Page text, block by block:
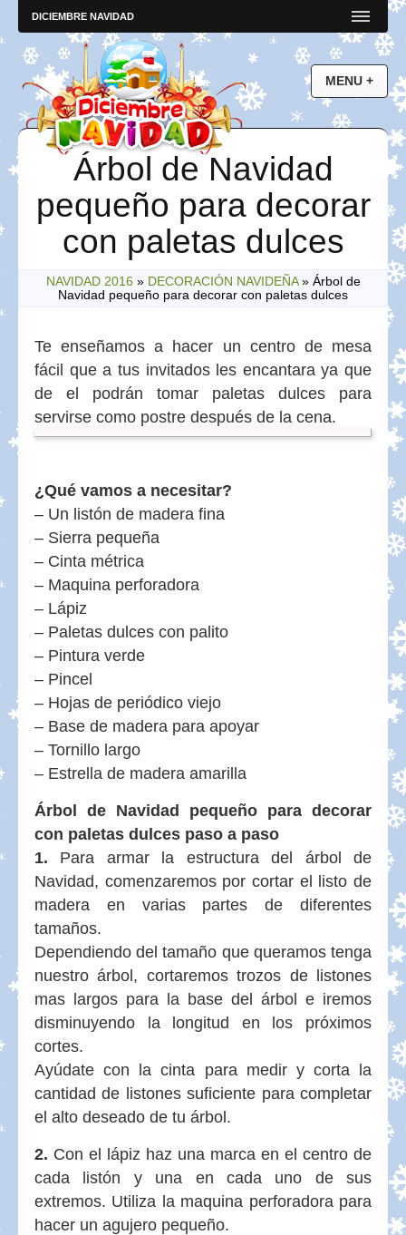
DICIEMBRE NAVIDAD
Árbol de Navidad
pequeño para decorar
con paletas dulces
NAVIDAD 2016 » DECORACIÓN NAVIDEÑA» Árbol de
Navidad pequeño para decorar con paletas dulces
Te enseñamos a hacer un centro de mesa
fácil que a tus invitados les encantara ya que
de el podrán tomar paletas dulces para
servirse como postre después de la cena.
¿Qué vamos a necesitar?
– Un listón de madera fina
– Sierra pequeña
– Cinta métrica
– Maquina perforadora
– Lápiz
– Paletas dulces con palito
– Pintura verde
– Pincel
– Hojas de periódico viejo
– Base de madera para apoyar
– Tornillo largo
– Estrella de madera amarilla
Árbol de Navidad pequeño para decorar
con paletas dulces paso a paso
1. Para armar la estructura del árbol de
Navidad, comenzaremos por cortar el listo de
madera en varias partes de diferentes
tamaños.
Dependiendo del tamaño que queramos tenga
nuestro árbol, cortaremos trozos de listones
mas largos para la base del árbol e iremos
disminuyendo la longitud en los próximos
cortes.
Ayúdate con la cinta para medir y corta la
cantidad de listones suficiente para completar
el alto deseado de tu árbol.
2. Con el lápiz haz una marca en el centro de
cada listón y una en cada uno de sus
extremos. Utiliza la maquina perforadora para
hacer un agujero pequeño.